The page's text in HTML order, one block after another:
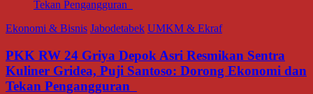
Ekonomi & Bisnis Jabodetabek UMKM & Ekraf
PKK RW 24 Griya Depok Asri Resmikan Sentra
Kuliner Gridea, Puji Santoso: Dorong Ekonomi dan
Tekan Pengangguran